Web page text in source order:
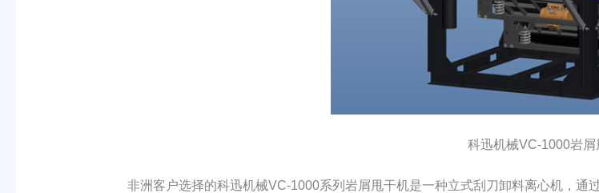
科迅机械VC-1000岩屑
非洲客户选择的科迅机械VC-1000系列岩屑甩干机是一种立式刮刀卸料离心机，通